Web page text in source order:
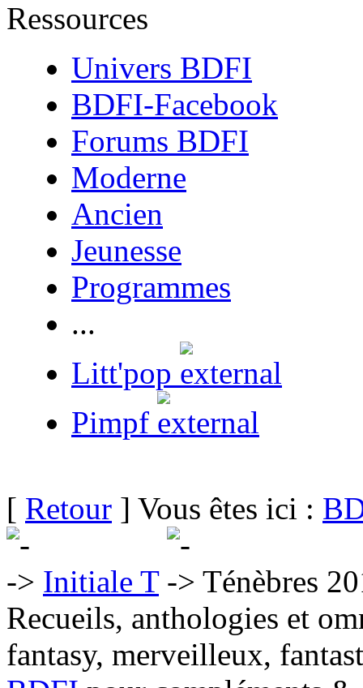
Ressources
Univers BDFI
BDFI-Facebook
Forums BDFI
Moderne
Ancien
Jeunesse
Programmes
...
Litt'pop
Pimpf
[ Retour ] Vous êtes ici :
Initiale T
Ténèbres
Recueils, anthologies et
fantasy, merveilleux,